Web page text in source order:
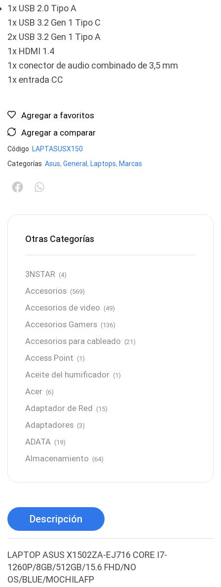
1x USB 2.0 Tipo A
1x USB 3.2 Gen 1 Tipo C
2x USB 3.2 Gen 1 Tipo A
1x HDMI 1.4
1x conector de audio combinado de 3,5 mm
1x entrada CC
Agregar a favoritos
Agregar a comparar
Código LAPTASUSX150
Categorías Asus, General, Laptops, Marcas
Otras Categorías
3NSTAR (4)
Accesorios (569)
Accesorios de video (49)
Accesorios Gamers (136)
Accesorios para cableado (21)
Access Point (1)
Aceite del humificador (1)
Acer (6)
Adaptador de Red (15)
Adaptadores (3)
ADATA (19)
Almacenamiento (64)
Antivirus (1)
Aro de luz
Audífonos (23)
Audífonos (12)
Descripción
LAPTOP ASUS X1502ZA-EJ716 CORE I7-
1260P/8GB/512GB/15.6 FHD/NO
OS/BLUE/MOCHILAFP